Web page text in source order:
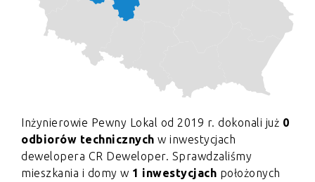
Inżynierowie Pewny Lokal od 2019 r. dokonali już 0
odbiorów technicznych w inwestycjach
dewelopera CR Deweloper. Sprawdzaliśmy
mieszkania i domy w 1 inwestycjach położonych